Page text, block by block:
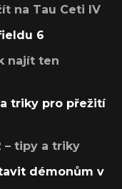
na Tau Ceti IV
6
najít ten
triky pro přežití
– tipy a triky
démonům v